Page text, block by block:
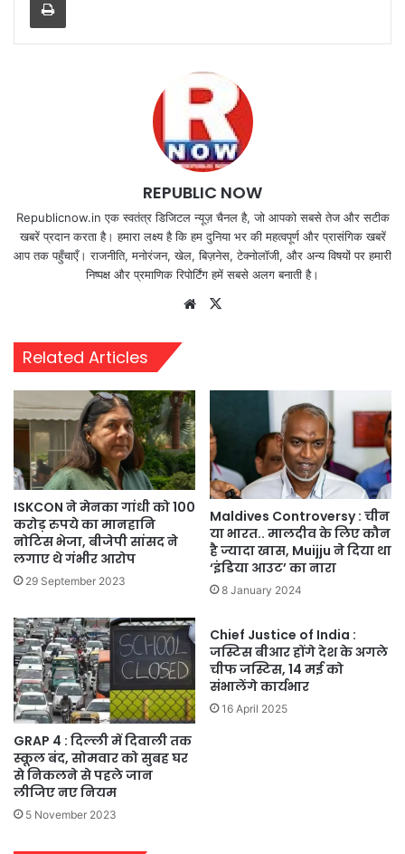
REPUBLIC NOW
Republicnow.in एक स्वतंत्र डिजिटल न्यूज़ चैनल है, जो आपको सबसे तेज और सटीक
खबरें प्रदान करता है। हमारा लक्ष्य है कि हम दुनिया भर की महत्वपूर्ण और प्रासंगिक खबरें
आप तक पहुँचाएँ। राजनीति, मनोरंजन, खेल, बिज़नेस, टेक्नोलॉजी, और अन्य विषयों पर हमारी
निष्पक्ष और प्रमाणिक रिपोर्टिंग हमें सबसे अलग बनाती है।
Website
Related Articles
ISKCON ने मेनका गांधी को 100
करोड़ रुपये का मानहानि
नोटिस भेजा, बीजेपी सांसद ने
लगाए थे गंभीर आरोप
29 September 2023
Maldives Controversy : चीन
या भारत.. मालदीव के लिए कौन
है ज्यादा खास, Muijju ने दिया था
‘इंडिया आउट’ का नारा
8 January 2024
GRAP 4 : दिल्ली में दिवाली तक
स्कूल बंद, सोमवार को सुबह घर
से निकलने से पहले जान
लीजिए नए नियम
5 November 2023
Chief Justice of India :
जस्टिस बीआर होंगे देश के अगले
चीफ जस्टिस, 14 मई को
संभालेंगे कार्यभार
16 April 2025